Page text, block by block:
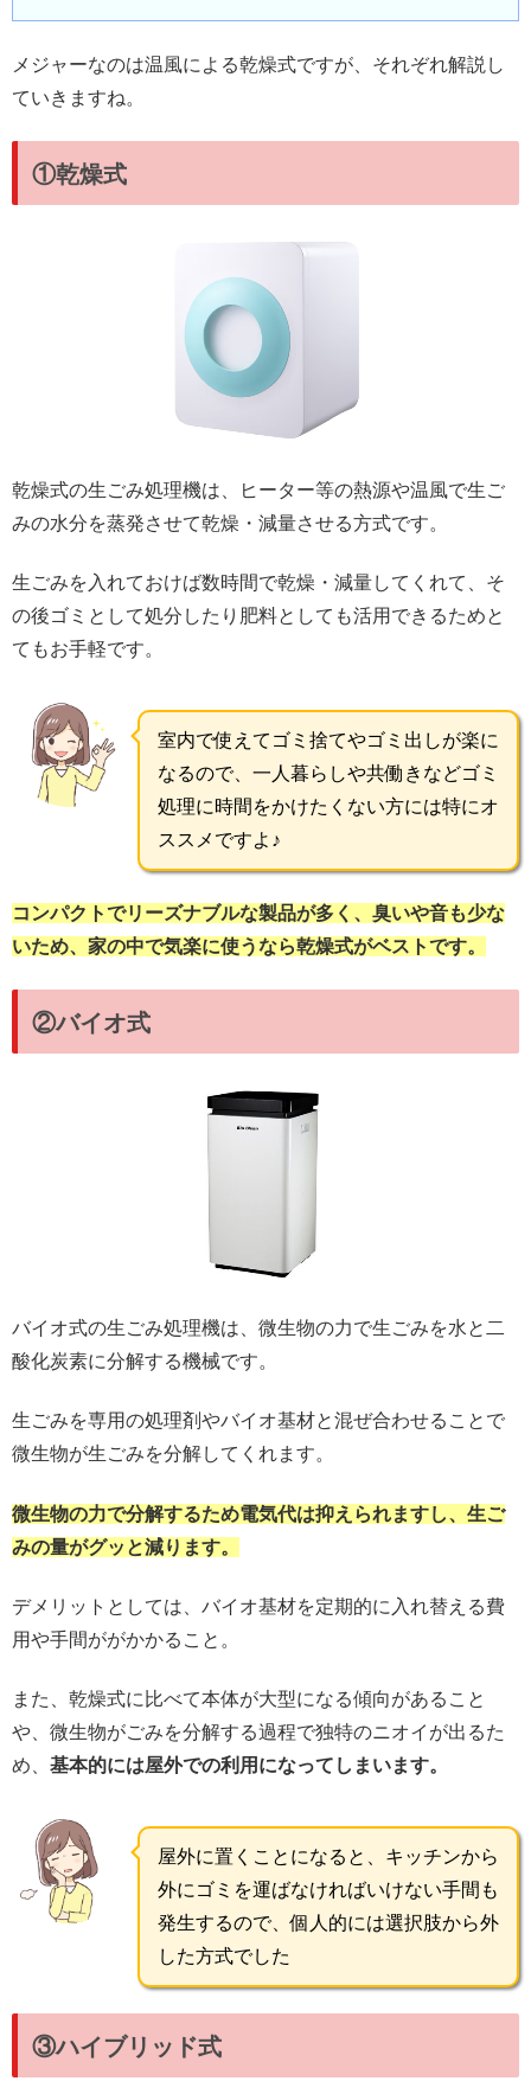
メジャーなのは温風による乾燥式ですが、それぞれ解説し
ていきますね。
①乾燥式
乾燥式の生ごみ処理機は、ヒーター等の熱源や温風で生ご
みの水分を蒸発させて乾燥・減量させる方式です。
生ごみを入れておけば数時間で乾燥・減量してくれて、そ
の後ゴミとして処分したり肥料としても活用できるためと
てもお手軽です。
室内で使えてゴミ捨てやゴミ出しが楽に
なるので、一人暮らしや共働きなどゴミ
処理に時間をかけたくない方には特にオ
ススメですよ♪
コンパクトでリーズナブルな製品が多く、臭いや音も少な
いため、家の中で気楽に使うなら乾燥式がベストです。
②バイオ式
バイオ式の生ごみ処理機は、微生物の力で生ごみを水と二
酸化炭素に分解する機械です。
生ごみを専用の処理剤やバイオ基材と混ぜ合わせることで
微生物が生ごみを分解してくれます。
微生物の力で分解するため電気代は抑えられますし、生ご
みの量がグッと減ります。
デメリットとしては、バイオ基材を定期的に入れ替える費
用や手間ががかかること。
また、乾燥式に比べて本体が大型になる傾向があること
や、微生物がごみを分解する過程で独特のニオイが出るた
め、 基本的には屋外での利用になってしまいます。
屋外に置くことになると、キッチンから
外にゴミを運ばなければいけない手間も
発生するので、個人的には選択肢から外
した方式でした
③ハイブリッド式